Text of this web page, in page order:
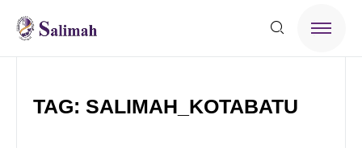
TAG: SALIMAH_KOTABATU